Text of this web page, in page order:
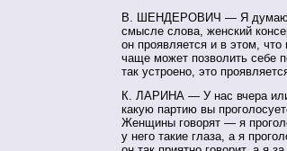
В. ШЕНДЕРОВИЧ — Я думаю,
смысле слова, женский
он проявляется и в этом,
чаще может позволить себе
так устроено, это
К. ЛАРИНА — У нас вчера
какую партию вы
Женщины говорят — я
у него такие глаза, а я